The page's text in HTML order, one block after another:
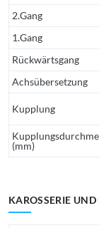
2.Gang
1.Gang
Rückwärtsgang
Achsübersetzung
Kupplung
(mm)
KAROSSERIE